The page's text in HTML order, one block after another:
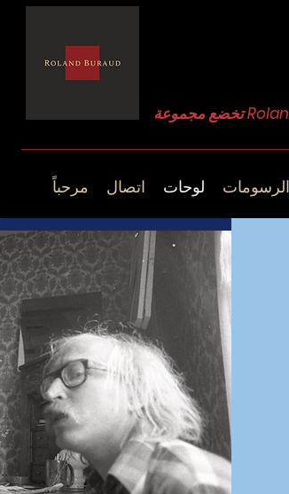
مرحباً اتصال لوحات الرسومات